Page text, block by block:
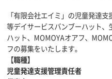
「有限会社エイミ」の児童発達
等デイサービスバンブーハット
ハット、MOMOYAオアフ、
フの募集をいたします。
【職種】
児童発達支援管理責任者